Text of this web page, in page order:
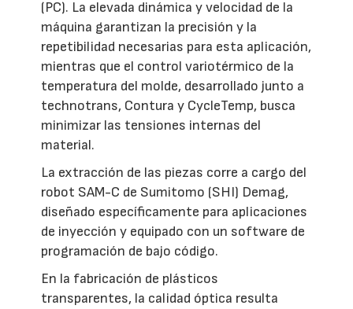
(PC). La elevada dinámica y velocidad de la
máquina garantizan la precisión y la
repetibilidad necesarias para esta aplicación,
mientras que el control variotérmico de la
temperatura del molde, desarrollado junto a
technotrans, Contura y CycleTemp, busca
minimizar las tensiones internas del
material.
La extracción de las piezas corre a cargo del
robot SAM-C de Sumitomo (SHI) Demag,
diseñado específicamente para aplicaciones
de inyección y equipado con un software de
programación de bajo código.
En la fabricación de plásticos
transparentes, la calidad óptica resulta